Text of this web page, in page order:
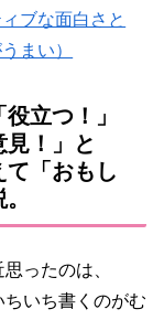
ブな面白さと
まい）
立つ！」
！」と
「おもし
ったのは、
いち書くのがむ